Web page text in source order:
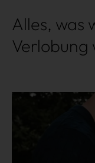
Alles, was
Verlobung
Mehr lesen